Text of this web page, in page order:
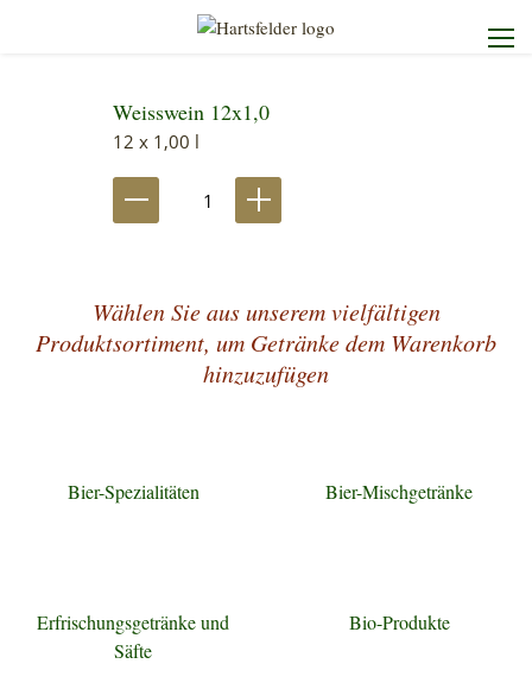
Startseite
Die Brauerei
Unser Service
Weisswein 12x1,0
12 x 1,00 l
Wählen Sie aus unserem vielfältigen
Produktsortiment, um Getränke dem Warenkorb
hinzuzufügen
Bier-Spezialitäten Bier-Mischgetränke
Erfrischungsgetränke und
Säfte
Bio-Produkte